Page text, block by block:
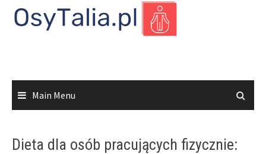
Main Menu
Dieta dla osób pracujących fizycznie: